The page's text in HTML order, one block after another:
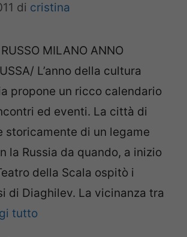
di cristina
MILANO ANNO
L’anno della cultura
propone un ricco calendario
ed eventi. La città di
storicamente di un legame
la Russia da quando, a inizio
della Scala ospitò i
di Diaghilev. La vicinanza tra
tutto